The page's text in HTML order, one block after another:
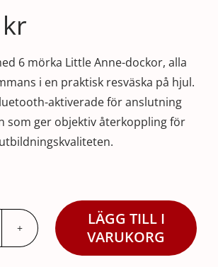
kr
6 mörka Little Anne-dockor, alla
i en praktisk resväska på hjul.
aktiverade för anslutning
som ger objektiv återkoppling för
LÄGG TILL I
VARUKORG